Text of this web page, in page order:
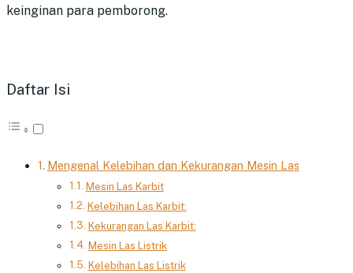
keinginan para pemborong.
Daftar Isi
Mengenal Kelebihan dan Kekurangan Mesin Las
Mesin Las Karbit
Kelebihan Las Karbit:
Kekurangan Las Karbit:
Mesin Las Listrik
Kelebihan Las Listrik